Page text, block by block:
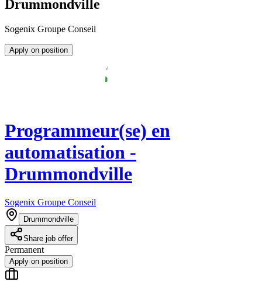
Drummondville
Sogenix Groupe Conseil
Apply on position
Programmeur(se) en
automatisation -
Drummondville
Sogenix Groupe Conseil
Drummondville
Share job offer
Permanent
Apply on position